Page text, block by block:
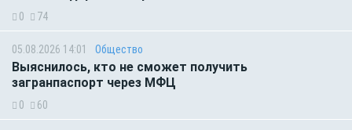
0 74
05.08.2026 14:01 Общество
Выяснилось, кто не сможет получить
загранпаспорт через МФЦ
0 60